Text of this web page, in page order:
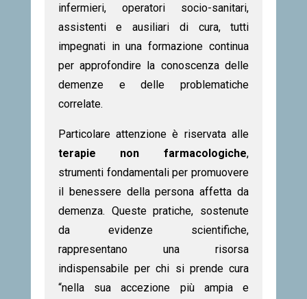
infermieri, operatori socio-sanitari,
assistenti e ausiliari di cura, tutti
impegnati in una formazione continua
per approfondire la conoscenza delle
demenze e delle problematiche
correlate.
Particolare attenzione è riservata alle
terapie non farmacologiche,
strumenti fondamentali per promuovere
il benessere della persona affetta da
demenza. Queste pratiche, sostenute
da evidenze scientifiche,
rappresentano una risorsa
indispensabile per chi si prende cura
“nella sua accezione più ampia e